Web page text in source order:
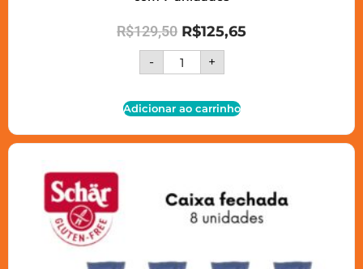
R$129,50 R$125,65
- +
Adicionar ao carrinho